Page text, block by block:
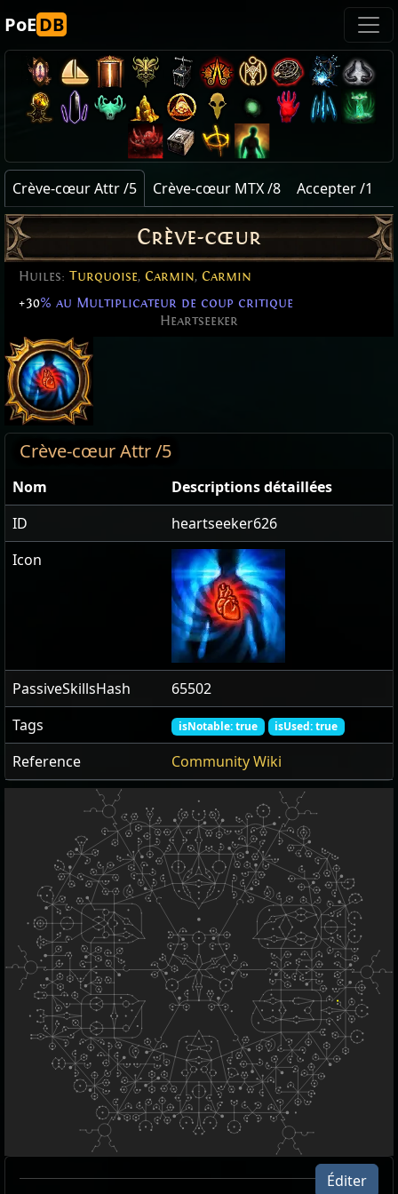
PoEDB
Crève-cœur Attr /5 Crève-cœur MTX /8 Accepter /1
Crève-cœur
Huiles: Turquoise, Carmin, Carmin
+30% au Multiplicateur de coup critique
Heartseeker
Crève-cœur Attr /5
Nom
Descriptions détaillées
ID
heartseeker626
Icon
PassiveSkillsHash
65502
Tags
isNotable: true isUsed: true
Reference Community Wiki
Éditer